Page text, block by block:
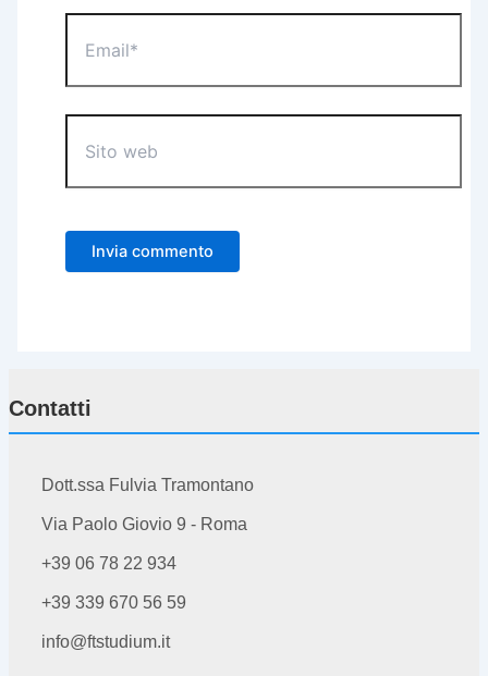
web
Contatti
Dott.ssa Fulvia Tramontano
Via Paolo Giovio 9 - Roma
+39 06 78 22 934
+39 339 670 56 59
info@ftstudium.it